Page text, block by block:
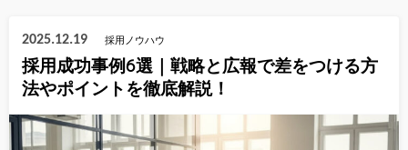
2025.12.19 採用ノウハウ
採用成功事例6選｜戦略と広報で差をつける方
法やポイントを徹底解説！